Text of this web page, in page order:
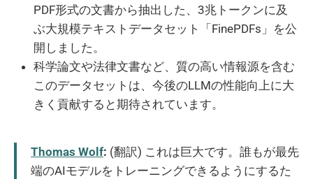
PDF形式の文書から抽出した、3兆トークンに及
ぶ大規模テキストデータセット「FinePDFs」を公
開しました。
科学論文や法律文書など、質の高い情報源を含む
このデータセットは、今後のLLMの性能向上に大
きく貢献すると期待されています。
Thomas Wolf: (翻訳) これは巨大です。誰もが最先
端のAIモデルをトレーニングできるようにするた